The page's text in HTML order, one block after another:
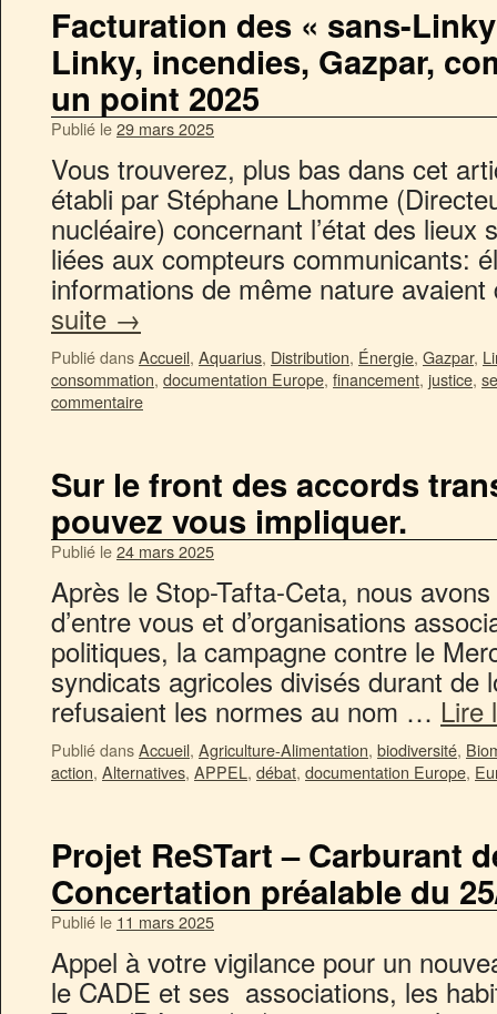
Facturation des « sans-
Linky, incendies, Gazpar,
un point 2025
Publié le29 mars 2025
Vous trouverez, plus bas dans cet
établi par Stéphane Lhomme
nucléaire) concernant l’état des lieux
liées aux compteurs communicants:
informations de même nature
suite →
Publié dansAccueil, Aquarius, Distribution, Énergie, Gazpar,
consommation, documentation Europe, financement, justice,
commentaire
Sur le front des accords
pouvez vous impliquer.
Publié le24 mars 2025
Après le Stop-Tafta-Ceta, nous
d’entre vous et d’organisations
politiques, la campagne contre le
syndicats agricoles divisés durant de
refusaient les normes au nom … Lire
Publié dansAccueil, Agriculture-Alimentation, biodiversité,
action, Alternatives, APPEL, débat, documentation Europe,
Projet ReSTart – Carburant
Concertation préalable du
Publié le 11 mars 2025
Appel à votre vigilance pour un
le CADE et ses associations, les